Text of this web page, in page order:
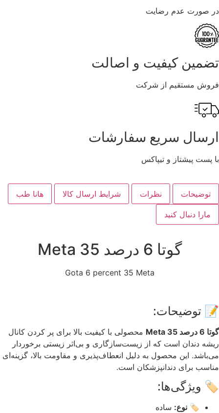
در صورت عدم رضایت
تضمین کیفیت و اصالت
فروش مستقیم از شرکت
ارسال سریع سفارشات
با پست پیشتاز و تیپاکس
توضیحات نظرات شرایط ارسال کالا هانا طب
مارا دنبال کنید
گوتا 6 درصد 35 Meta
Gota 6 percent 35 Meta
📝 توضیحات:
گوتا 6 درصد 35 Meta
محصولی با کیفیت بالا برای پر کردن کانال
ریشه دندان است که از زیست‌سازگاری و بی‌اثر زیستی برخوردار
می‌باشد. این محصول به دلیل انعطاف‌پذیری و مقاومت بالا، گزینه‌ای
مناسب برای دندانپزشکان است.
🏷️ ویژگی‌ها:
🏷️ نوع: ساده